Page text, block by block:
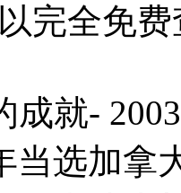
完全免
成就-
当选加拿